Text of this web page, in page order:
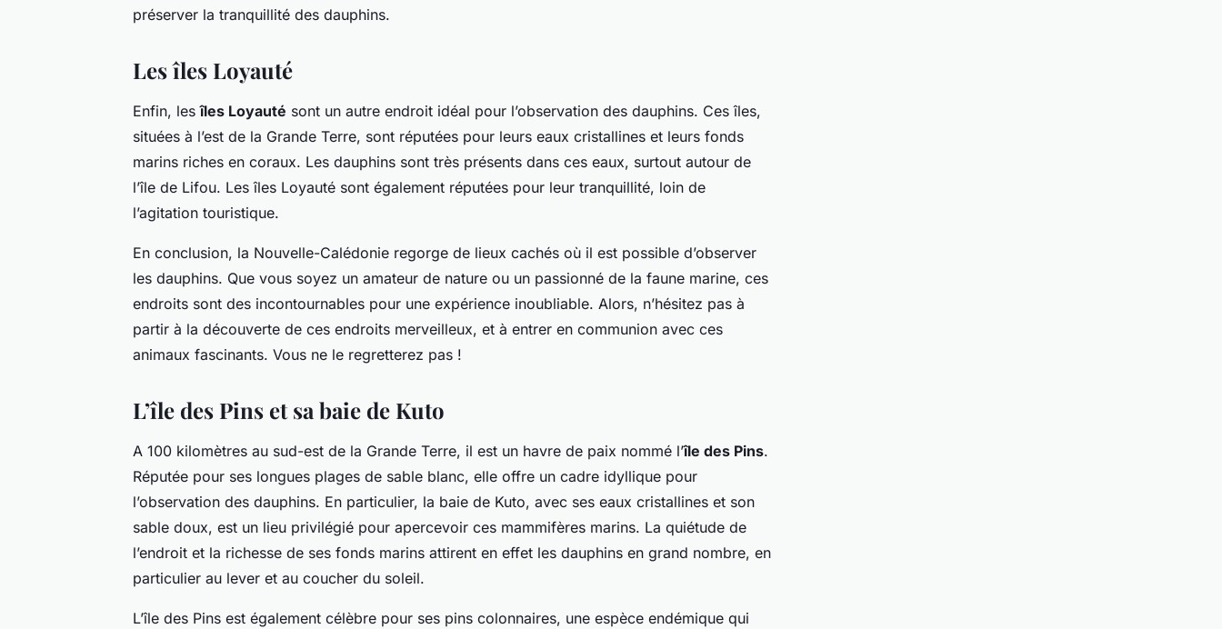
préserver la tranquillité des dauphins.
Les îles Loyauté
Enfin, lesîles Loyauté sont un autre endroit idéal pour l’observation des dauphins. Ces îles,
situées à l’est de la Grande Terre, sont réputées pour leurs eaux cristallines et leurs fonds
marins riches en coraux. Les dauphins sont très présents dans ces eaux, surtout autour de
l’île de Lifou. Les îles Loyauté sont également réputées pour leur tranquillité, loin de
l’agitation touristique.
En conclusion, la Nouvelle-Calédonie regorge de lieux cachés où il est possible d’observer
les dauphins. Que vous soyez un amateur de nature ou un passionné de la faune marine, ces
endroits sont des incontournables pour une expérience inoubliable. Alors, n’hésitez pas à
partir à la découverte de ces endroits merveilleux, et à entrer en communion avec ces
animaux fascinants. Vous ne le regretterez pas !
L’île des Pins et sa baie de Kuto
A 100 kilomètres au sud-est de la Grande Terre, il est un havre de paix nommé l’île des Pins.
Réputée pour ses longues plages de sable blanc, elle offre un cadre idyllique pour
l’observation des dauphins. En particulier, la baie de Kuto, avec ses eaux cristallines et son
sable doux, est un lieu privilégié pour apercevoir ces mammifères marins. La quiétude de
l’endroit et la richesse de ses fonds marins attirent en effet les dauphins en grand nombre, en
particulier au lever et au coucher du soleil.
L’île des Pins est également célèbre pour ses pins colonnaires, une espèce endémique qui